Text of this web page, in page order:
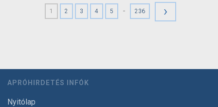
1 2 3 4 5 - 236 ›
APRÓHIRDETÉS INFÓK
Nyitólap